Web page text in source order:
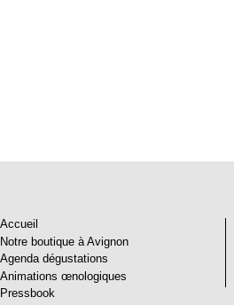
Accueil
Notre boutique à Avignon
Agenda dégustations
Animations œnologiques
Pressbook